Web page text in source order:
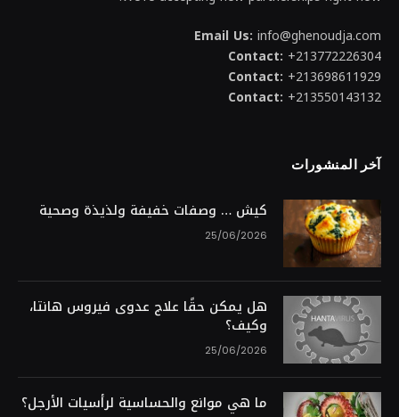
Email Us: info@ghenoudja.com
Contact: +213772226304
Contact: +213698611929
Contact: +213550143132
آخر المنشورات
كيش … وصفات خفيفة ولذيذة وصحية
25/06/2026
هل يمكن حقًا علاج عدوى فيروس هانتا،
وكيف؟
25/06/2026
ما هي موانع والحساسية لرأسيات الأرجل؟